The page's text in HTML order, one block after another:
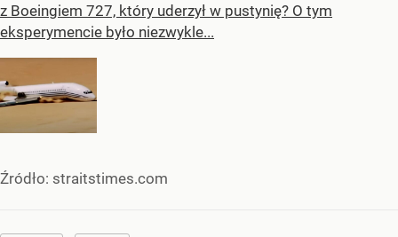
z Boeingiem 727, który uderzył w pustynię? O tym
eksperymencie było niezwykle...
Źródło: straitstimes.com